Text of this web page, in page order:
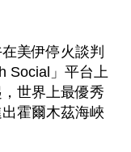
美伊停火談判
Social」平台上
世界上最優秀
霍爾木茲海峽